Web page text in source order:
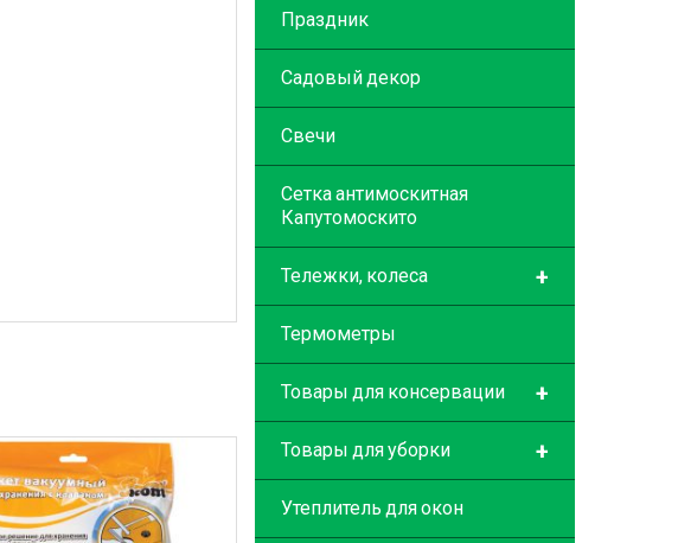
Праздник
Садовый декор
Свечи
Сетка антимоскитная
Капутомоскито
+
Тележки, колеса
Термометры
+
Товары для консервации
+
Товары для уборки
Утеплитель для окон